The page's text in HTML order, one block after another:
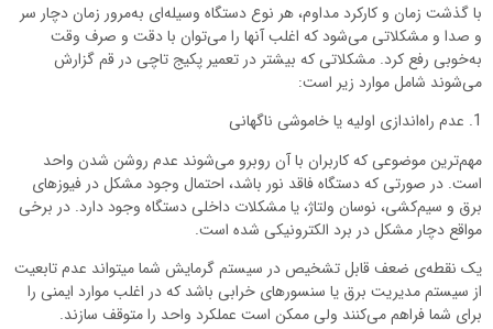
با گذشت زمان و کارکرد مداوم، هر نوع دستگاه وسیله‌ای به‌مرور زمان دچار سر
و صدا و مشکلاتی می‌شود که اغلب آنها را می‌توان با دقت و صرف وقت
به‌خوبی رفع کرد. مشکلاتی که بیشتر در تعمیر پکیج تاچی در قم گزارش
می‌شوند شامل موارد زیر است:
1. عدم راه‌اندازی اولیه یا خاموشی ناگهانی
مهم‌ترین موضوعی که کاربران با آن روبرو می‌شوند عدم روشن شدن واحد
است. در صورتی که دستگاه فاقد نور باشد، احتمال وجود مشکل در فیوزهای
برق و سیم‌کشی، نوسان ولتاژ، یا مشکلات داخلی دستگاه وجود دارد. در برخی
مواقع دچار مشکل در برد الکترونیکی شده است.
یک نقطه‌ی ضعف قابل تشخیص در سیستم گرمایش شما میتواند عدم تابعیت
از سیستم مدیریت برق یا سنسورهای خرابی باشد که در اغلب موارد ایمنی را
برای شما فراهم می‌کنند ولی ممکن است عملکرد واحد را متوقف سازند.